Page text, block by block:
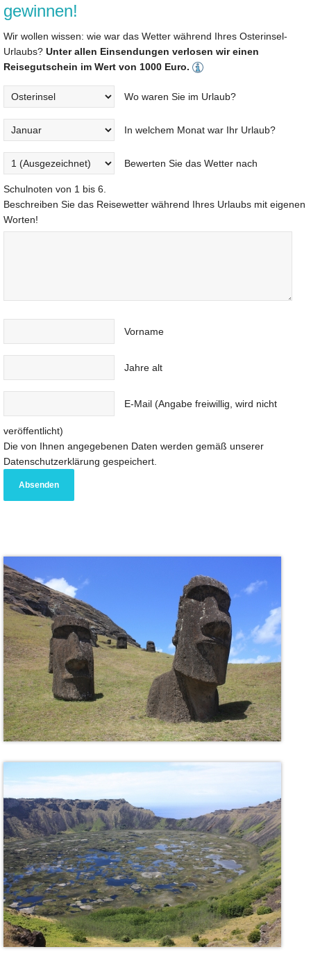
gewinnen!
Wir wollen wissen: wie war das Wetter während Ihres Osterinsel-
Urlaubs? Unter allen Einsendungen verlosen wir einen
Reisegutschein im Wert von 1000 Euro.
Wo waren Sie im Urlaub?
In welchem Monat war Ihr Urlaub?
Bewerten Sie das Wetter nach
Schulnoten von 1 bis 6.
Beschreiben Sie das Reisewetter während Ihres Urlaubs mit eigenen
Worten!
Vorname
Jahre alt
E-Mail (Angabe freiwillig, wird nicht
veröffentlicht)
Die von Ihnen angegebenen Daten werden gemäß unserer
Datenschutzerklärung gespeichert.